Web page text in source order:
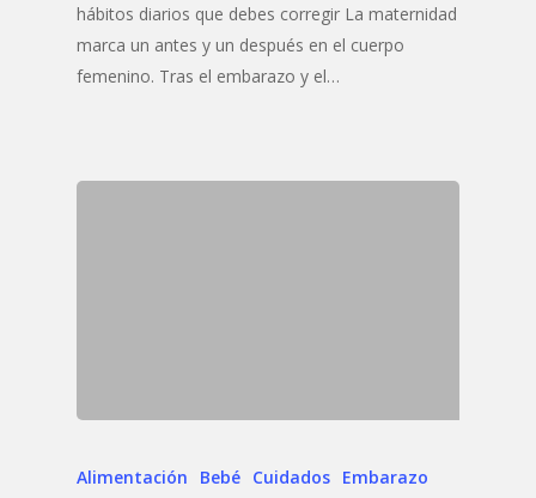
hábitos diarios que debes corregir La maternidad
marca un antes y un después en el cuerpo
femenino. Tras el embarazo y el…
Alimentación Bebé Cuidados Embarazo